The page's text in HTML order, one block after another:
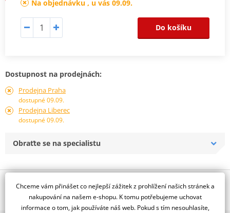
Na objednávku , u vás 09.09.
Do košíku
Dostupnost na prodejnách:
Prodejna Praha
dostupné 09.09.
Prodejna Liberec
dostupné 09.09.
Obraťte se na specialistu
Popis a parametry
Jsme autorizovaný
dealer značky NG
Chceme vám přinášet co nejlepší zážitek z prohlížení našich stránek a
nakupování na našem e-shopu. K tomu potřebujeme uchovat
informace o tom, jak používáte náš web. Pokud s tím nesouhlasíte,